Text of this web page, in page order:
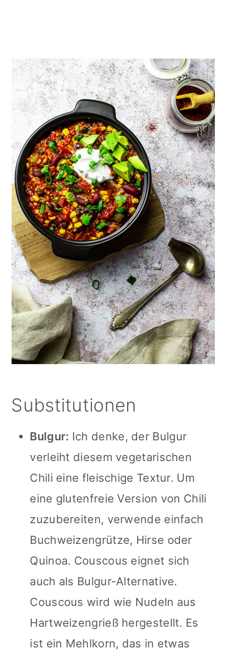
Substitutionen
Bulgur: Ich denke, der Bulgur
verleiht diesem vegetarischen
Chili eine fleischige Textur. Um
eine glutenfreie Version von Chili
zuzubereiten, verwende einfach
Buchweizengrütze, Hirse oder
Quinoa. Couscous eignet sich
auch als Bulgur-Alternative.
Couscous wird wie Nudeln aus
Hartweizengrieß hergestellt. Es
ist ein Mehlkorn, das in etwas